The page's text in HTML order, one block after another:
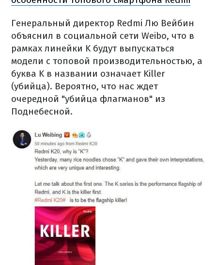
Генеральный директор Redmi Лю Вейбин
объяснил в социальной сети Weibo, что в
рамках линейки K будут выпускаться
модели с топовой производительностью, а
буква K в названии означает Killer
(убийца). Вероятно, что нас ждет
очередной "убийца флагманов" из
Поднебесной.